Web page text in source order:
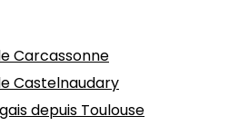
Carcassonne
Castelnaudary
depuis Toulouse